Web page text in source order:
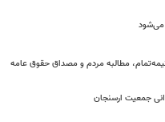
مطالبه مردم و مصداق حقوق عامه
جمعیت ارسنجان